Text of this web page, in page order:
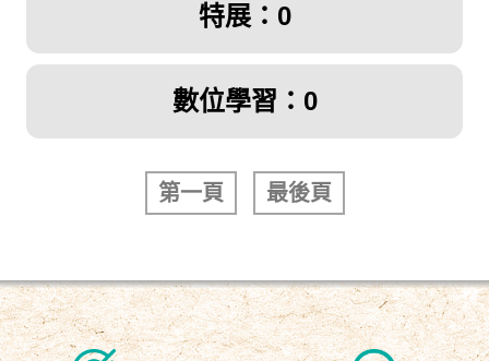
特展：0
數位學習：0
第一頁 最後頁